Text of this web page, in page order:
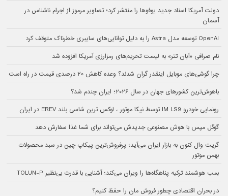
دولت آمریکا اسناد جدید یوفوها را منتشر کرد؛ تصاویر مرموز از اجرام ناشناس در
آسمان
OpenAI توسعه مدل Astra را به دلیل توانایی‌های سایبری خطرناک متوقف کرد
نام صرافی «آبان‌ تتر» به لیست تحریم‌های رمزارزی آمریکا افزوده شد
چرا گوشی‌های موبایل اینقدر گران شدند؟ وعده کاهش ۲۰ درصدی قیمت در راه است
باهوش‌ترین کشورهای جهان در سال ۲۰۲۶؛ ایران چندم شد؟
رونمایی خودرو IM LS9 توسط نیکا موتور ، لوکس ترین شاسی بلند EREV در ایران
گوگل مپس با هوش مصنوعی جدیدش می‌تواند برای شما غذا سفارش دهد
گریت وال کنون به بازار ایران می‌آید؛ پرفروش‌ترین پیکاپ چین در سبد محصولات
بهمن موتور
بمب هوشمند ترکیه پناهگاه‌ها را ویران می‌کند؛ آشنایی با قدرت بی‌نظیر TOLUN-P
در بحران اقتصادی چطور فروش مان را حفظ کنیم؟